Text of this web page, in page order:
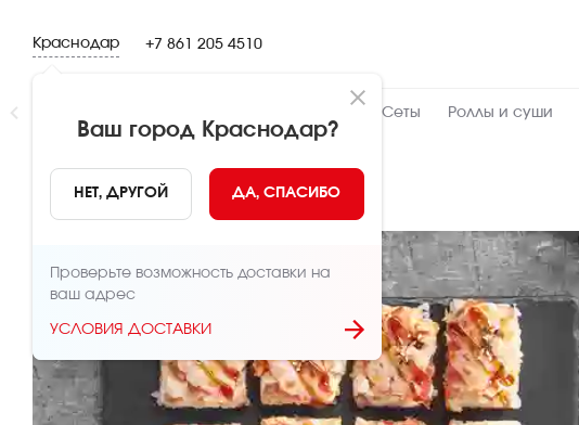
Краснодар
Ваш город Краснодар?
НЕТ, ДРУГОЙ ДА, СПАСИБО
Проверьте возможность доставки на
ваш адрес
УСЛОВИЯ ДОСТАВКИ
+7 861 205 4510
Сеты Роллы и суши
НАЗАД